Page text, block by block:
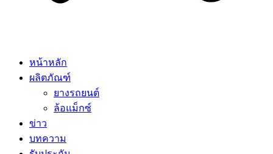
หน้าหลัก
ผลิตภัณฑ์
ยางรถยนต์
ล้อแม็กซ์
ข่าว
บทความ